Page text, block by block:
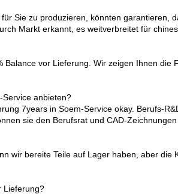
Sie zu produzieren, könnten garantieren,
Markt erkannt, es weitverbreitet für
Balance vor Lieferung. Wir zeigen Ihnen
anbieten?
7years in Soem-Service okay. Berufs-
sie den Berufsrat und CAD-
wir bereite Teile auf Lager haben, aber
Lieferung?